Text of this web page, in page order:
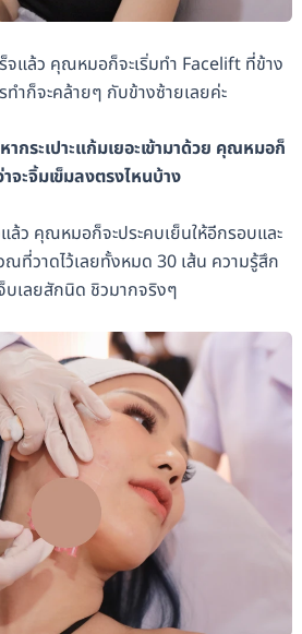
แล้ว คุณหมอก็จะเริ่มทำ Facelift ที่ข้าง
ำก็จะคล้ายๆ กับข้างซ้ายเลยค่ะ
กระเปาะแก้มเยอะเข้ามาด้วย คุณหมอก็
จะจิ้มเข็มลงตรงไหนบ้าง
ล้ว คุณหมอก็จะประคบเย็นให้อีกรอบและ
ที่วาดไว้เลยทั้งหมด 30 เส้น ความรู้สึก
บเลยสักนิด ชิวมากจริงๆ